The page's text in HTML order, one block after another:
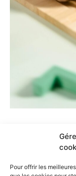
Pour offrir les